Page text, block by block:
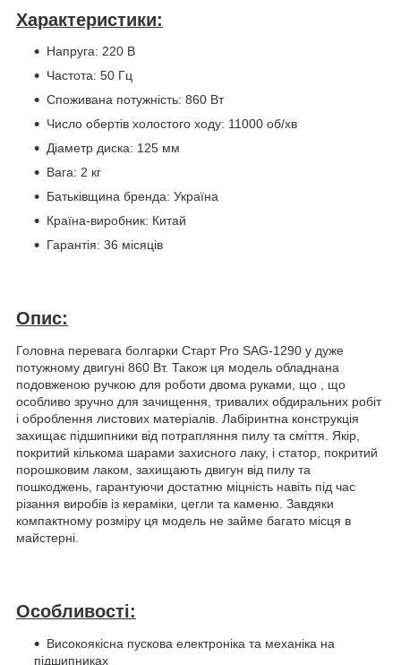
Характеристики:
Напруга: 220 В
Частота: 50 Гц
Споживана потужність: 860 Вт
Число обертів холостого ходу: 11000 об/хв
Діаметр диска: 125 мм
Вага: 2 кг
Батьківщина бренда: Україна
Країна-виробник: Китай
Гарантія: 36 місяців
Опис:
Головна перевага болгарки Старт Pro SAG-1290 у дуже
потужному двигуні 860 Вт. Також ця модель обладнана
подовженою ручкою для роботи двома руками, що , що
особливо зручно для зачищення, тривалих обдиральних робіт
і оброблення листових матеріалів. Лабіринтна конструкція
захищає підшипники від потрапляння пилу та сміття. Якір,
покритий кількома шарами захисного лаку, і статор, покритий
порошковим лаком, захищають двигун від пилу та
пошкоджень, гарантуючи достатню міцність навіть під час
різання виробів із кераміки, цегли та каменю. Завдяки
компактному розміру ця модель не займе багато місця в
майстерні.
Особливості:
Високоякісна пускова електроніка та механіка на
підшипниках